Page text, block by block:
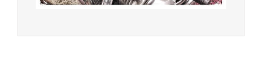
agence conseil en communication digitale